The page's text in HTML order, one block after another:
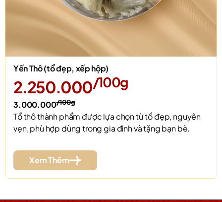
Yến Thô (tổ đẹp, xếp hộp)
2.250.000/100g
3.000.000/100g
Tổ thô thành phẩm được lựa chọn từ tổ đẹp, nguyên
vẹn, phù hợp dùng trong gia đình và tặng bạn bè.
Xem Thêm